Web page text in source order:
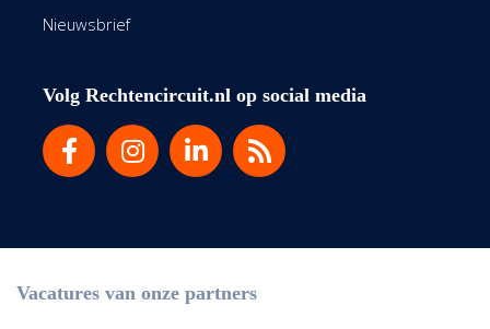
Nieuwsbrief
Volg Rechtencircuit.nl op social media
Vacatures van onze partners